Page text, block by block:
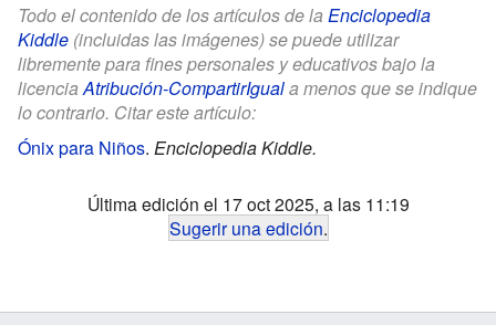
Todo el contenido de los artículos de la Enciclopedia
Kiddle (incluidas las imágenes) se puede utilizar
libremente para fines personales y educativos bajo la
licenciaAtribución-CompartirIguala menos que se indique
lo contrario. Citar este artículo:
Ónix para Niños. Enciclopedia Kiddle.
Última edición el 17 oct 2025, a las 11:19
Sugerir una edición.